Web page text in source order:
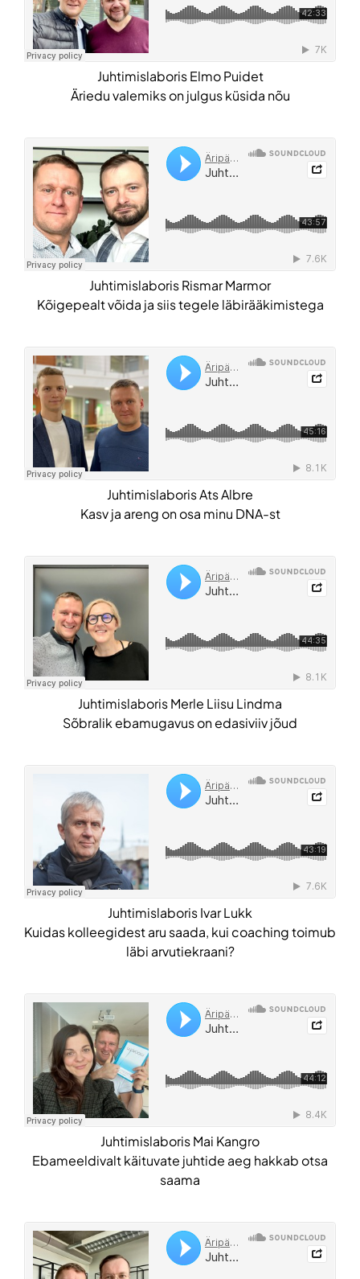
Juhtimislaboris Elmo Puidet
Äriedu valemiks on julgus küsida nõu
Juhtimislaboris Rismar Marmor
Kõigepealt võida ja siis tegele läbirääkimistega
Juhtimislaboris Ats Albre
Kasv ja areng on osa minu DNA-st
Juhtimislaboris Merle Liisu Lindma
Sõbralik ebamugavus on edasiviiv jõud
Juhtimislaboris Ivar Lukk
Kuidas kolleegidest aru saada, kui coaching toimub
läbi arvutiekraani?
Juhtimislaboris Mai Kangro
Ebameeldivalt käituvate juhtide aeg hakkab otsa
saama